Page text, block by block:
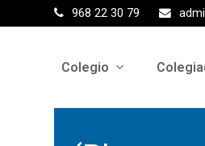
968 22 30 79
Colegio